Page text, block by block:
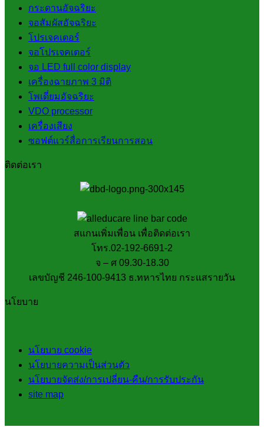
กระดานอัจฉริยะ
จอสัมผัสอัจฉริยะ
โปรเจคเตอร์
จอโปรเจคเตอร์
จอ LED full color display
เครื่องฉายภาพ 3 มิติ
โพเดี่ยมอัจฉริยะ
VDO processor
เครื่องเสียง
ซอฟต์แวร์สื่อการเรียนการสอน
ติดต่อเรา
สแกนเพิ่มเพื่อน เพื่อติดต่อเรา
โทร.02-192-6691-2
จ – ศ 09.30-18.30
เลขบัญชี 246-100-9413 ธ.ทหารไทย กระแสรายวัน
นโยบาย
นโยบาย cookie
นโยบายความเป็นส่วนตัว
นโยบายจัดส่ง/การเปลี่ยน-คืน/การรับประกัน
site map